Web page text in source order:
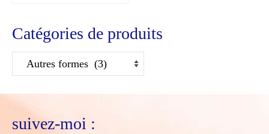
Catégories de produits
suivez-moi :